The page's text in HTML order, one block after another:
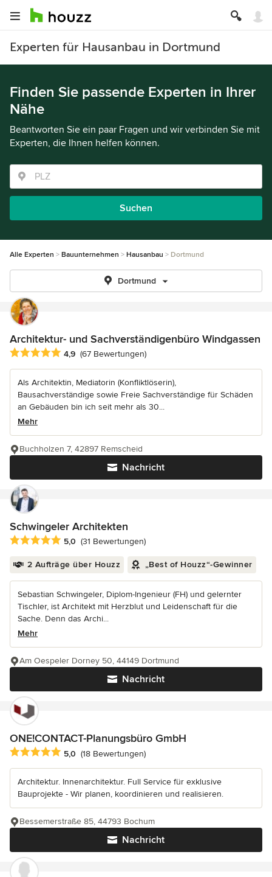
Experten für Hausanbau in Dortmund
Finden Sie passende Experten in Ihrer
Nähe
Beantworten Sie ein paar Fragen und wir verbinden Sie mit
Experten, die Ihnen helfen können.
Suchen
Alle Experten Bauunternehmen Hausanbau Dortmund
Dortmund
Architektur- und Sachverständigenbüro Windgassen
Durchschnittliche Bewertung: 4.9 von 5 Sternen
4,9 (67 Bewertungen)
Als Architektin, Mediatorin (Konfliktlöserin),
Bausachverständige sowie Freie Sachverständige für Schäden
an Gebäuden bin ich seit mehr als 30...
Mehr
Nachricht
Buchholzen 7, 42897 Remscheid
Schwingeler Architekten
Durchschnittliche Bewertung: 5 von 5 Sternen
5,0 (31 Bewertungen)
2 Aufträge über Houzz „Best of Houzz“-Gewinner
Sebastian Schwingeler, Diplom-Ingenieur (FH) und gelernter
Tischler, ist Architekt mit Herzblut und Leidenschaft für die
Sache. Denn das Archi...
Mehr
Nachricht
Am Oespeler Dorney 50, 44149 Dortmund
ONE!CONTACT-Planungsbüro GmbH
Durchschnittliche Bewertung: 5 von 5 Sternen
5,0 (18 Bewertungen)
Architektur. Innenarchitektur. Full Service für exklusive
Bauprojekte - Wir planen, koordinieren und realisieren.
Nachricht
Bessemerstraße 85, 44793 Bochum